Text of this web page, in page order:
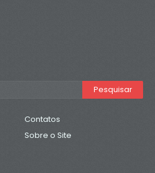
Contatos
Sobre o Site